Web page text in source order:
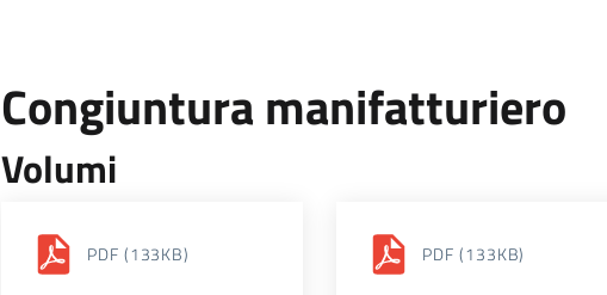
Congiuntura manifatturiero
Volumi
PDF (133KB) PDF (133KB)